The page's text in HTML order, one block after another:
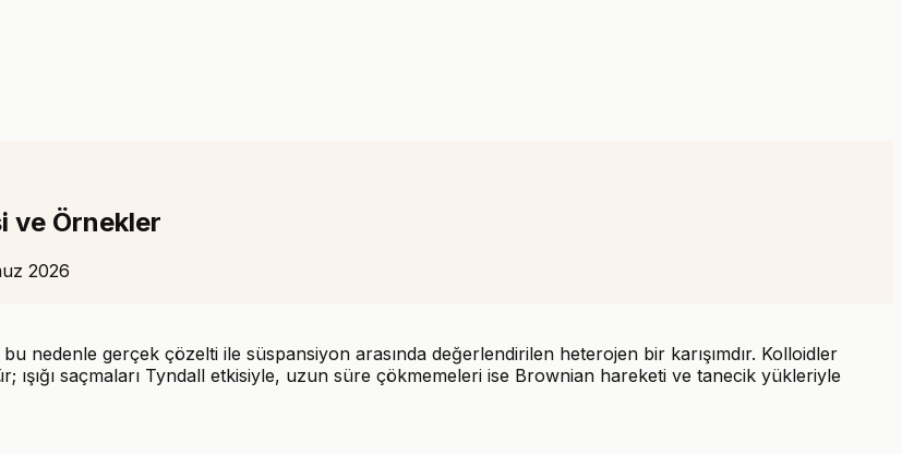
ve Örnekler
2026
nedenle gerçek çözelti ile süspansiyon arasında değerlendirilen heterojen bir karışımdır. Kolloidler
saçmaları Tyndall etkisiyle, uzun süre çökmemeleri ise Brownian hareketi ve tanecik yükleriyle